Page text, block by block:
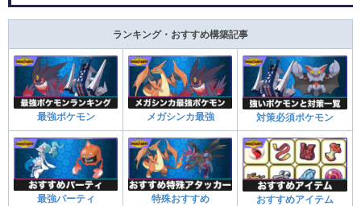
ランキング・おすすめ構築記事
最強ポケモン メガシンカ最強 対策必須ポケモン
最強パーティ 特殊おすすめ おすすめアイテム